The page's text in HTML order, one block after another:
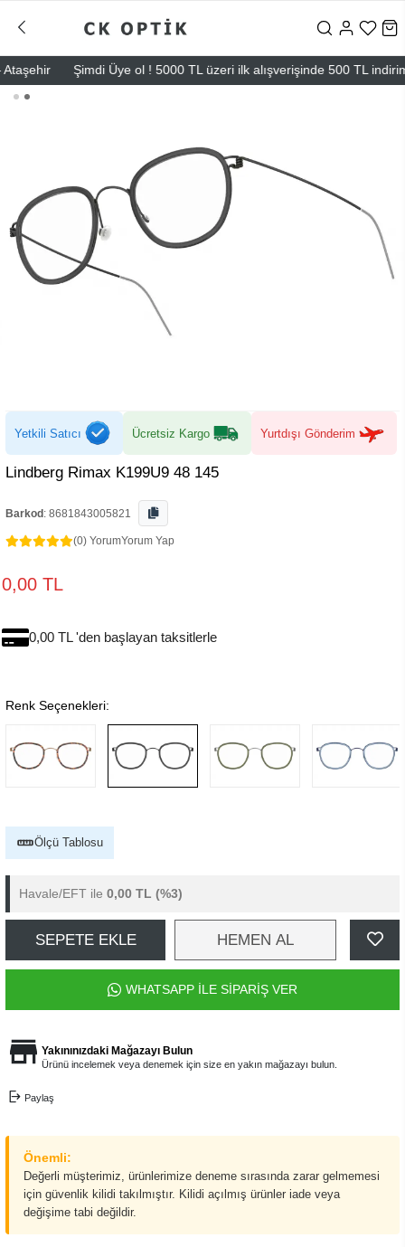
Şimdi Üye ol ! 5000 TL üzeri ilk alışverişinde 500 TL indirim
Yetkili Satıcı Ücretsiz Kargo Yurtdışı Gönderim
Lindberg Rimax K199U9 48 145
Barkod : 8681843005821
(0) YorumYorum Yap
0,00 TL
0,00 TL 'den başlayan taksitlerle
Renk Seçenekleri:
Ölçü Tablosu
Havale/EFT ile 0,00 TL (%3)
SEPETE EKLE HEMEN AL
WHATSAPP İLE SİPARİŞ VER
Yakınınızdaki Mağazayı Bulun
Ürünü incelemek veya denemek için size en yakın mağazayı bulun.
Paylaş
Önemli:
Değerli müşterimiz, ürünlerimize deneme sırasında zarar gelmemesi
için güvenlik kilidi takılmıştır. Kilidi açılmış ürünler iade veya
değişime tabi değildir.